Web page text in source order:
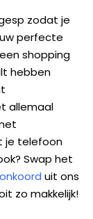
zodat je
perfecte
shopping
hebben
allemaal
je telefoon
Swap het
uit ons
zo makkelijk!